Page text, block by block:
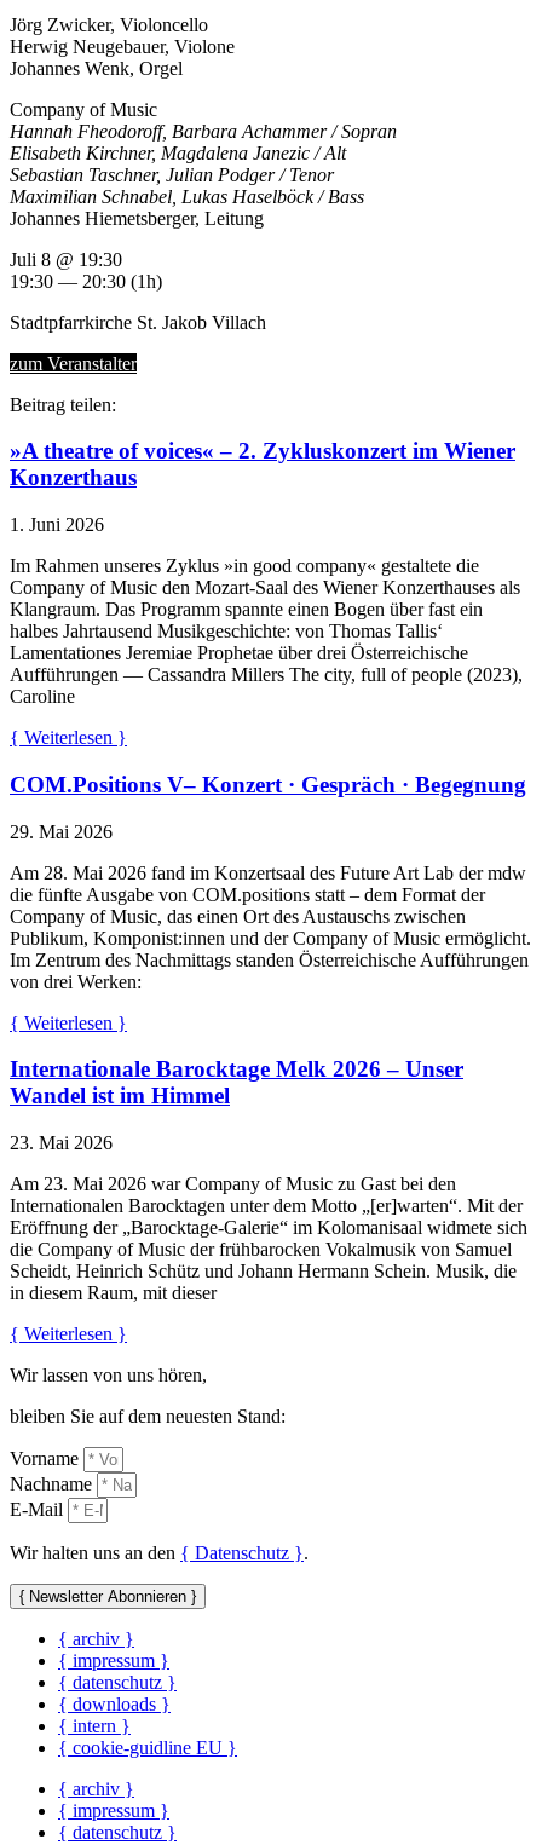
Jörg Zwicker, Violoncello
Herwig Neugebauer, Violone
Johannes Wenk, Orgel
Company of Music
Hannah Fheodoroff, Barbara Achammer / Sopran
Elisabeth Kirchner, Magdalena Janezic / Alt
Sebastian Taschner, Julian Podger / Tenor
Maximilian Schnabel, Lukas Haselböck / Bass
Johannes Hiemetsberger, Leitung
Juli 8 @ 19:30
19:30 — 20:30 (1h)
Stadtpfarrkirche St. Jakob Villach
zum Veranstalter
Beitrag teilen:
»A theatre of voices« – 2. Zykluskonzert im Wiener
Konzerthaus
1. Juni 2026
Im Rahmen unseres Zyklus »in good company« gestaltete die
Company of Music den Mozart-Saal des Wiener Konzerthauses als
Klangraum. Das Programm spannte einen Bogen über fast ein
halbes Jahrtausend Musikgeschichte: von Thomas Tallis‘
Lamentationes Jeremiae Prophetae über drei Österreichische
Aufführungen — Cassandra Millers The city, full of people (2023),
Caroline
{ Weiterlesen }
COM.Positions V– Konzert · Gespräch · Begegnung
29. Mai 2026
Am 28. Mai 2026 fand im Konzertsaal des Future Art Lab der mdw
die fünfte Ausgabe von COM.positions statt – dem Format der
Company of Music, das einen Ort des Austauschs zwischen
Publikum, Komponist:innen und der Company of Music ermöglicht.
Im Zentrum des Nachmittags standen Österreichische Aufführungen
von drei Werken:
{ Weiterlesen }
Internationale Barocktage Melk 2026 – Unser
Wandel ist im Himmel
23. Mai 2026
Am 23. Mai 2026 war Company of Music zu Gast bei den
Internationalen Barocktagen unter dem Motto „[er]warten“. Mit der
Eröffnung der „Barocktage-Galerie“ im Kolomanisaal widmete sich
die Company of Music der frühbarocken Vokalmusik von Samuel
Scheidt, Heinrich Schütz und Johann Hermann Schein. Musik, die
in diesem Raum, mit dieser
{ Weiterlesen }
Wir lassen von uns hören,
bleiben Sie auf dem neuesten Stand:
Vorname
Nachname
E-Mail
Wir halten uns an den { Datenschutz }.
{ Newsletter Abonnieren }
{ archiv }
{ impressum }
{ datenschutz }
{ downloads }
{ intern }
{ cookie-guidline EU }
{ archiv }
{ impressum }
{ datenschutz }